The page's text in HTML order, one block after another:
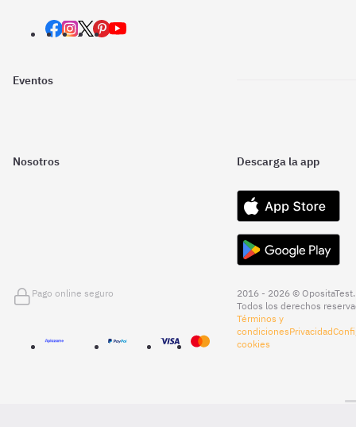
Eventos
Nosotros Descarga la app
Pago online seguro
2016 - 2026 © OpositaTest.
Todos los derechos
Términos y
condicionesPrivacidad
cookies